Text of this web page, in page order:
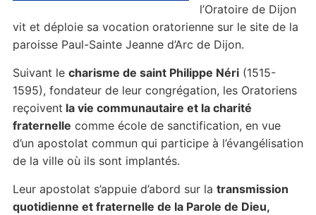
l’Oratoire de Dijon
vit et déploie sa vocation oratorienne sur le site de la
paroisse Paul-Sainte Jeanne d’Arc de Dijon.
Suivant le charisme de saint Philippe Néri(1515-
1595), fondateur de leur congrégation, les Oratoriens
reçoivent la vie communautaire et la charité
fraternelle comme école de sanctification, en vue
d’un apostolat commun qui participe à l’évangélisation
de la ville où ils sont implantés.
Leur apostolat s’appuie d’abord sur la transmission
quotidienne et fraternelle de la Parole de Dieu,